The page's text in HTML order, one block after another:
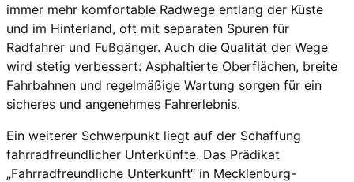
immer mehr komfortable Radwege entlang der Küste
und im Hinterland, oft mit separaten Spuren für
Radfahrer und Fußgänger. Auch die Qualität der Wege
wird stetig verbessert: Asphaltierte Oberflächen, breite
Fahrbahnen und regelmäßige Wartung sorgen für ein
sicheres und angenehmes Fahrerlebnis.
Ein weiterer Schwerpunkt liegt auf der Schaffung
fahrradfreundlicher Unterkünfte. Das Prädikat
„Fahrradfreundliche Unterkunft“ in Mecklenburg-